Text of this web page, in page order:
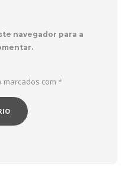
navegador para a
marcados com *